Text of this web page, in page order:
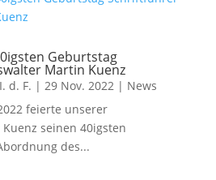
Geburtstag
Martin Kuenz
d. F. | 29 Nov. 2022| News
feierte unserer
seinen 40igsten
des...